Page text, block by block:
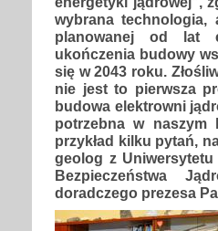
wybrana
planowanej od lat
ukończenia budowy
się w 2043 roku.
nie jest to pierwsza
budowa elektrowni
potrzebna w
przykład kilku pytań,
geolog z
Bezpieczeństwa
doradczego prezesa